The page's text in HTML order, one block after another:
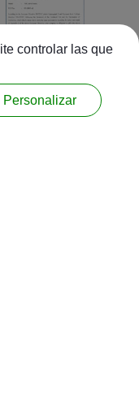
controlar las que
Personalizar